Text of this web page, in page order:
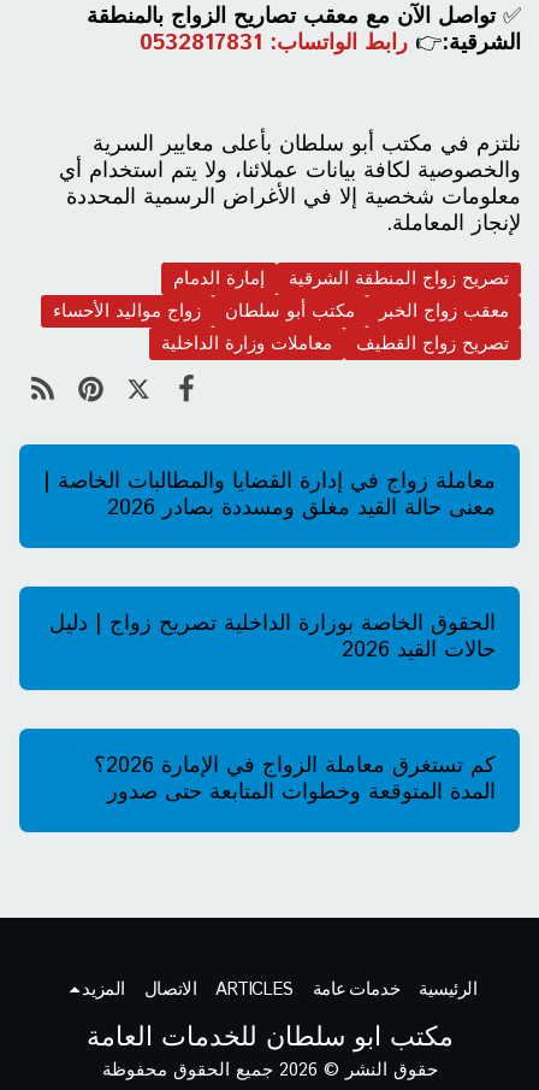
✅تواصل الآن مع معقب تصاريح الزواج بالمنطقة
الشرقية:👉 رابط الواتساب: 0532817831
نلتزم في مكتب أبو سلطان بأعلى معايير السرية
والخصوصية لكافة بيانات عملائنا، ولا يتم استخدام أي
معلومات شخصية إلا في الأغراض الرسمية المحددة
لإنجاز المعاملة.
تصريح زواج المنطقة الشرقية
إمارة الدمام
معقب زواج الخبر
مكتب أبو سلطان
زواج مواليد الأحساء
تصريح زواج القطيف
معاملات وزارة الداخلية
معاملة زواج في إدارة القضايا والمطالبات الخاصة |
معنى حالة القيد مغلق ومسددة بصادر 2026
الحقوق الخاصة بوزارة الداخلية تصريح زواج | دليل
حالات القيد 2026
كم تستغرق معاملة الزواج في الإمارة 2026؟
المدة المتوقعة وخطوات المتابعة حتى صدور
مكتب ابو سلطان للخدمات العامة
حقوق النشر © 2026 جميع الحقوق محفوظة
الرئيسية خدمات عامة ARTICLES الاتصال المزيد